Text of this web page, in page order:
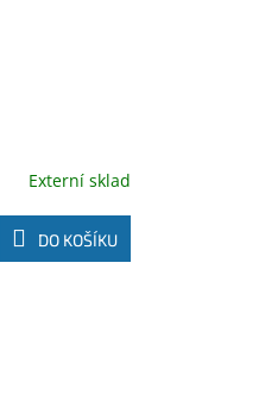
Externí sklad
DO KOŠÍKU